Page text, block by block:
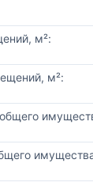
м²:
м²: